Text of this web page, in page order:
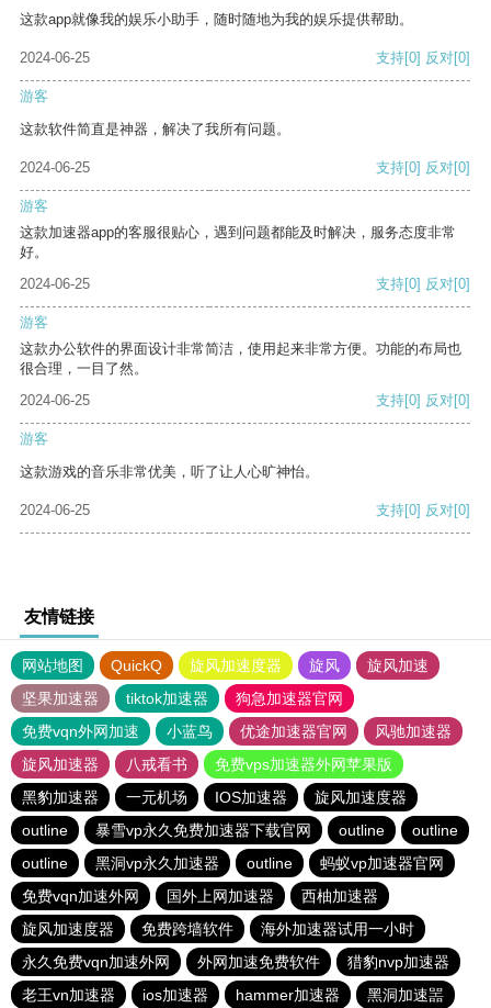
这款app就像我的娱乐小助手，随时随地为我的娱乐提供帮助。
2024-06-25 支持[0] 反对[0]
游客
这款软件简直是神器，解决了我所有问题。
2024-06-25 支持[0] 反对[0]
游客
这款加速器app的客服很贴心，遇到问题都能及时解决，服务态度非常
好。
2024-06-25
支持[0] 反对[0]
游客
这款办公软件的界面设计非常简洁，使用起来非常方便。功能的布局也
很合理，一目了然。
2024-06-25
支持[0] 反对[0]
游客
这款游戏的音乐非常优美，听了让人心旷神怡。
2024-06-25 支持[0] 反对[0]
友情链接
网站地图 QuickQ 旋风加速度器 旋风
旋风加速
坚果加速器
tiktok加速器
狗急加速器官网
免费vqn外网加速
小蓝鸟 优途加速器官网
风驰加速器
旋风加速器
八戒看书
免费vps加速器外网苹果版
黑豹加速器
一元机场 IOS加速器
旋风加速度器
outline
暴雪vp永久免费加速器下载官网 outline
outline
outline
黑洞vp永久加速器 outline
蚂蚁vp加速器官网
免费vqn加速外网
国外上网加速器
西柚加速器
旋风加速度器
免费跨墙软件
海外加速器试用一小时
永久免费vqn加速外网
外网加速免费软件
猎豹nvp加速器
老王vn加速器
ios加速器 hammer加速器 黑洞加速噐